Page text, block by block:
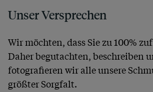
Unser Versprechen
Wir möchten, dass Sie zu 100%
Daher begutachten, beschreiben
fotografieren wir alle unsere
größter Sorgfalt.